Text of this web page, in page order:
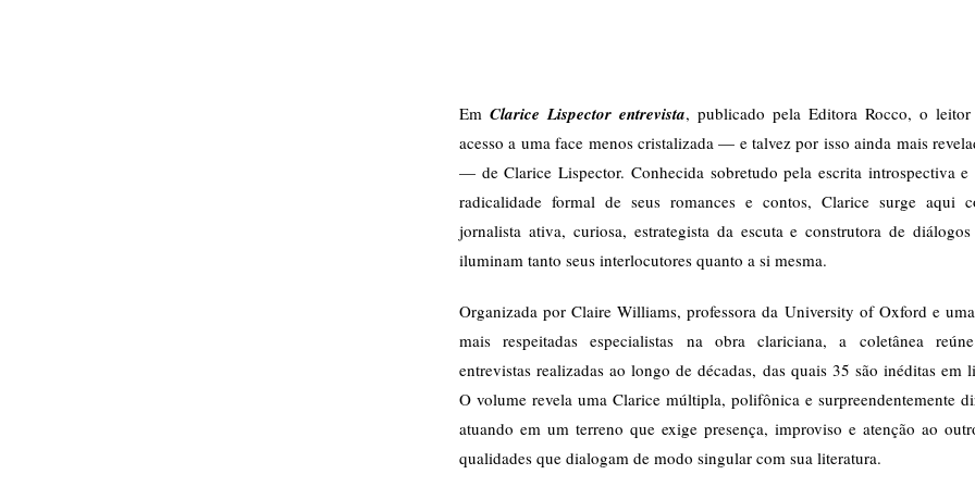
Em Clarice Lispector entrevista, publicado pela Editora Rocco, o leitor
acesso a uma face menos cristalizada — e talvez por isso ainda mais
— deClarice Lispector. Conhecida sobretudo pela escrita introspectiva e
radicalidade formal de seus romances e contos, Clarice surge aqui
jornalista ativa, curiosa, estrategista da escuta e construtora de
iluminam tanto seus interlocutores quanto a si mesma.
Organizada porClaire Williams, professora da University of Oxford e
mais respeitadas especialistas na obra clariciana, a coletânea
entrevistas realizadas ao longo de décadas, das quais 35 são inéditas em
O volume revela uma Clarice múltipla, polifônica e surpreendentemente
atuando em um terreno que exige presença, improviso e atenção ao
qualidades que dialogam de modo singular com sua literatura.